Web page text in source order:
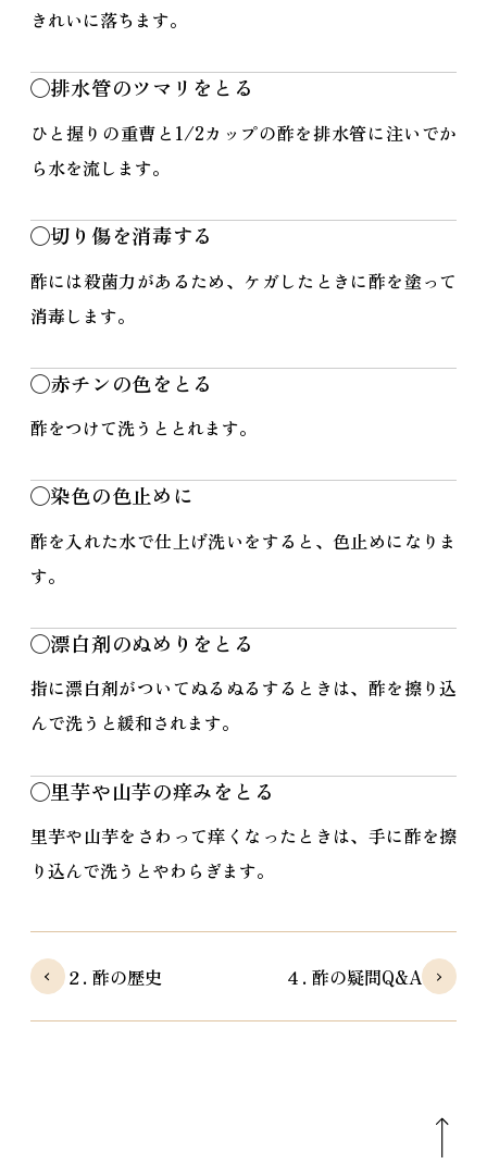
きれいに落ちます。
◯排水管のツマリをとる
ひと握りの重曹と1/2カップの酢を排水管に注いでか
ら水を流します。
◯切り傷を消毒する
酢には殺菌力があるため、ケガしたときに酢を塗って
消毒します。
◯赤チンの色をとる
酢をつけて洗うととれます。
◯染色の色止めに
酢を入れた水で仕上げ洗いをすると、色止めになりま
す。
◯漂白剤のぬめりをとる
指に漂白剤がついてぬるぬるするときは、酢を擦り込
んで洗うと緩和されます。
◯里芋や山芋の痒みをとる
里芋や山芋をさわって痒くなったときは、手に酢を擦
り込んで洗うとやわらぎます。
２. 酢の歴史 ４. 酢の疑問Q&A